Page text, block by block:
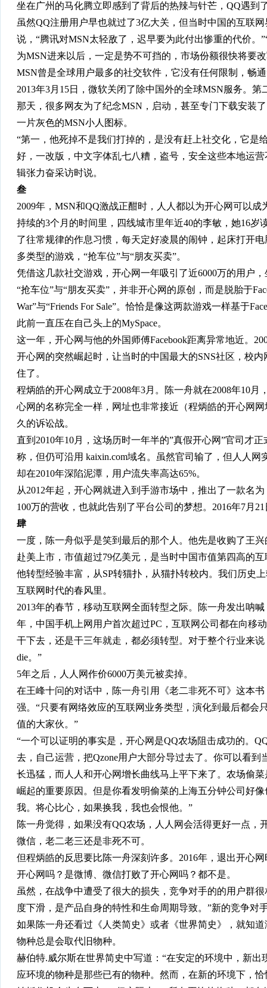
坐在广州的马化腾立即感到了背后的热辣与针芒，QQ遇到
虽然QQ注册用户早也就过了3亿大关，但当时中国的互联
说，“腾讯对MSN太轻敌了，迟早要为此付出惨重的代价。
为MSN进来以后，一定是势不可挡的，市场份额很快将要
MSN曾是全球用户最多的社交软件，它没有任何限制，畅
2013年3月15日，微软关闭了除中国外的全球MSN服务。
那天，很多网友为了纪念MSN，启动，甚至专门下载安装
一片灰色的MSN小人图标。
“第一，他死掉不是我们打掉的，是没有赶上社交化，它是
好，一改版，中文字体乱七八糟，盗号，安全这些本地运
辑张力奋采访时说。
叁
2009年，MSN和QQ激战正酣时，人人都以为开心网可以成
持续的3个月的时间里，四线城市里年近40的李敏，她16
了往常规律的作息习惯，每天定好凌晨的闹钟，起床打开
多类型的游戏，“抢车位”与“朋友买卖”。
凭借这几款社交游戏，开心网一年吸引了近6000万的用户
“抢车位”与“朋友买卖”，并非开心网的原创，而是脱胎于
War”与“Friends For Sale”。恰恰是像这两款游戏一样基于
此前一直压在自己头上的MySpace。
这一年，开心网与他的外国师傅Facebook距离异常地近。
开心网的突然崛起时，让当时的中国最大的SNS社区，校
住了。
程炳皓的开心网成立于2008年3月。陈一舟就在2008年10月
心网的名称完全一样，网址也非常接近（程炳皓的开心网
久的诉讼战。
直到2010年10月，这场历时一年半的”真假开心网”官司才
称，但仍可沿用 kaixin.com域名。虽然官司输了，但人人
却在2010年深陷泥潭，用户流失率高达65%。
从2012年起，开心网就进入到手游市场中，推出了一款名
100万的营收，也就此告别了平台公司的梦想。2016年7月
肆
一度，陈一舟似乎是笑到最后的那个人。他先是收购了王
赴美上市，市值超过79亿美元，是当时中国市值第四高的
他转型经验丰富，从SP转猫扑，从猫扑转校内。我们历史
互联网时代的春风里。
2013年的春节，移动互联网全面转型之际。陈一舟发出呐
年，中国手机上网用户首次超过PC，互联网公司都在向移
干下去，还是干三年就走，都必须转型。对于整个行业来说
die。”
5年之后，人人网作价6000万美元被卖掉。
在王峰十问的对话中，陈一舟引用《老二非死不可》这本
强。“只要有网络效应的互联网业务类型，演化到最后都会
值的大家伙。”
“一个可以证明的事实是，开心网是QQ农场阻击成功的。
去，自己运营，把Qzone用户大部分导过去了。你可以看到
长迅猛，而人人和开心网增长曲线马上平下来了。农场偷
崛起的重要原因。但是你看发明偷菜的上海五分钟公司好
我。将心比心，如果换我，我也会恨他。”
陈一舟觉得，如果没有QQ农场，人人网会活得更好一点
微信，老二老三还是非死不可。
但程炳皓的反思要比陈一舟深刻许多。2016年，退出开心
开心网吗？是微博、微信打败了开心网吗？都不是。
虽然，在战争中遭受了很大的损失，竞争对手的的用户群
度下滑，是产品自身的特性和生命周期导致。”新的竞争对
如果陈一舟还看过《人类简史》或者《世界简史》，就知
物种总是会取代旧物种。
赫伯特.威尔斯在世界简史中写道：“在安定的环境中，新
应环境的物种是那些已有的物种。然而，在新的环境下，